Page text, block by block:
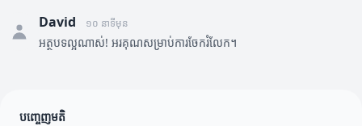
David ១០ នាទីមុន
អត្ថបទល្អណាស់! អរគុណសម្រាប់ការចែករំលែក។
បញ្ចេញមតិ